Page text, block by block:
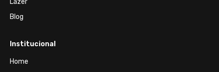
Lazer
Blog
Institucional
Home